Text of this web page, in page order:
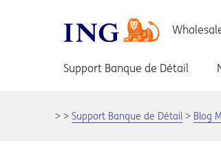
Support Banque de Détail Blog